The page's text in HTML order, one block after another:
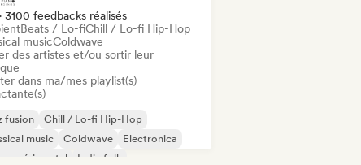
3100 feedbacks réalisés
Beats / Lo-fiChill / Lo-fi Hip-Hop
musicColdwave
des artistes et/ou sortir leur
dans ma/mes playlist(s)
fusion
Chill / Lo-fi Hip-Hop
music
Coldwave
Electronica
expérimental
Indie folk